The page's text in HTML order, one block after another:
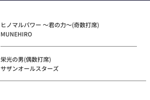
ヒノマルパワー ～君の力～(奇数打席)
MUNEHIRO
栄光の男(偶数打席)
サザンオールスターズ